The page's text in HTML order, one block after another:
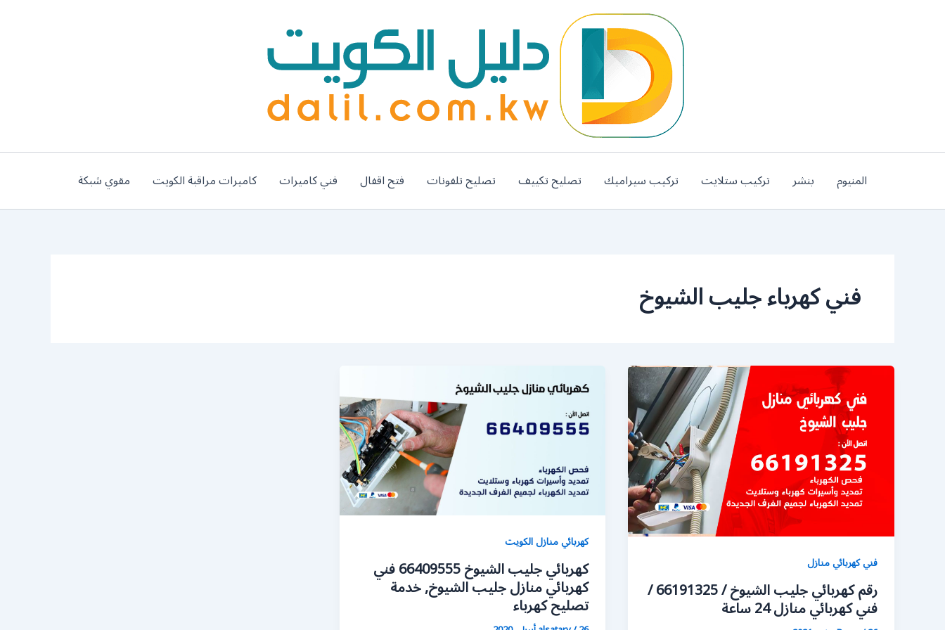
المنيوم بنشر تركيب ستلايت تركيب سيراميك تصليح تكييف تصليح تلفونات فتح اقفال فني كاميرات كاميرات مراقبة الكويت مقوي شبكة
فني كهرباء جليب الشيوخ
فني كهربائي منازل
رقم كهربائي جليب الشيوخ / 66191325 /
فني كهربائي منازل 24 ساعة
كهربائي منازل الكويت
كهربائي جليب الشيوخ 66409555 فني
كهربائي منازل جليب الشيوخ, خدمة
تصليح كهرباء